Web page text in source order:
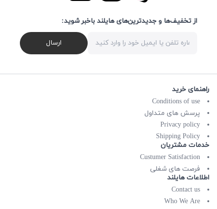
از تخفیف‌ها و جدیدترین‌های هایلند باخبر شوید:
ارسال
راهنمای خرید
Conditions of use
پرسش های متداول
Privacy policy
Shipping Policy
خدمات مشتریان
Custumer Satisfaction
فرصت های شغلی
اطلاعات هایلند
Contact us
Who We Are